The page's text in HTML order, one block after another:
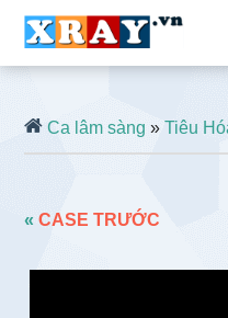
Ca lâm sàng »Tiêu
«CASE TRƯỚC